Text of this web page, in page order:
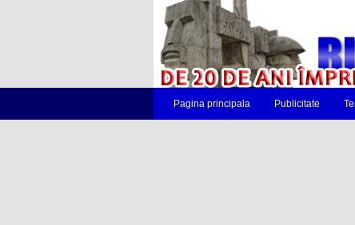
Pagina principala Publicitate